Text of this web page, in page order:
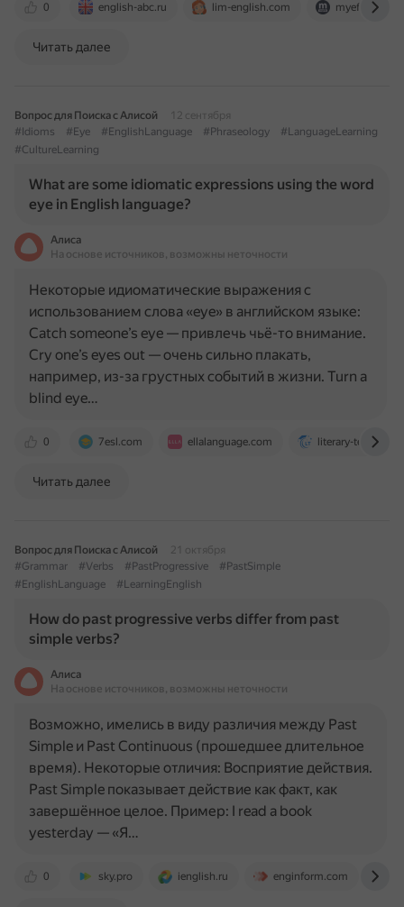
0 english-abc.ru lim-english.com myefe.ru
Читать далее
Вопрос для Поиска с Алисой
12 сентября
#Idioms
#Eye #EnglishLanguage #Phraseology
#LanguageLearning
#CultureLearning
What are some idiomatic expressions using the word
eye in English language?
Алиса
На основе источников, возможны неточности
0 7esl.com ellalanguage.com literary-
Некоторые идиоматические выражения с
использованием слова «eye» в английском языке:
Catch someone’s eye — привлечь чьё-то внимание.
Cry one’s eyes out — очень сильно плакать,
например, из-за грустных событий в жизни. Turn a
blind eye…
Читать далее
Вопрос для Поиска с Алисой
21 октября
#Grammar
#Verbs #PastProgressive
#PastSimple
#EnglishLanguage
#LearningEnglish
How do past progressive verbs differ from past
simple verbs?
Алиса
На основе источников, возможны неточности
0 sky.pro ienglish.ru enginform.com
Возможно, имелись в виду различия между Past
Simple и Past Continuous (прошедшее длительное
время). Некоторые отличия: Восприятие действия.
Past Simple показывает действие как факт, как
завершённое целое. Пример: I read a book
yesterday — «Я…